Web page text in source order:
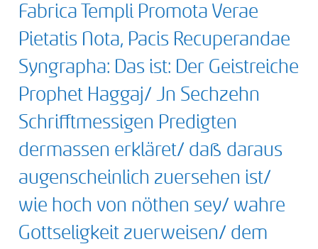
title descending
format ascending
format
publication date
publication date
10
Fabrica Templi Promota Verae
Pietatis Nota, Pacis Recuperandae
Syngrapha: Das ist: Der Geistreiche
Prophet Haggaj/ Jn Sechzehn
Schrifftmessigen Predigten
dermassen erkläret/ daß daraus
augenscheinlich zuersehen ist/
wie hoch von nöthen sey/ wahre
Gottseligkeit zuerweisen/ dem